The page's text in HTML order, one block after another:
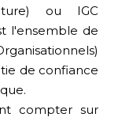
ou IGC
l'ensemble de
de confiance
compter sur